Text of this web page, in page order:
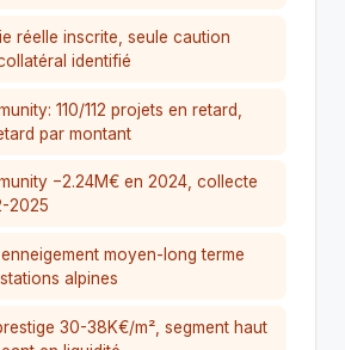
réelle inscrite, seule caution
identifié
110/112 projets en retard,
par montant
−2.24M€ en 2024, collecte
2025
moyen-long terme
alpines
30-38K€/m², segment haut